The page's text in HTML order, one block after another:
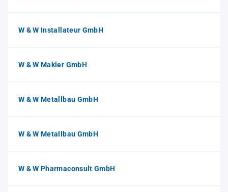
W & W Installateur GmbH
W & W Makler GmbH
W & W Metallbau GmbH
W & W Metallbau GmbH
W & W Pharmaconsult GmbH